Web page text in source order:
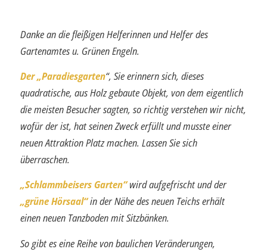
Danke an die fleißigen Helferinnen und Helfer des
Gartenamtes u. Grünen Engeln.
Der „Paradiesgarten“, Sie erinnern sich, dieses
quadratische, aus Holz gebaute Ob­jekt, von dem eigentlich
die meisten Besucher sagten, so richtig verstehen wir nicht,
wofür der ist, hat seinen Zweck erfüllt und musste einer
neuen Attraktion Platz machen. Lassen Sie sich
überraschen.
„Schlammbeisers Garten“wird aufgefrischt und der
„grüne Hörsaal“in der Nähe des neuen Teichs erhält
einen neuen Tanzboden mit Sitzbänken.
So gibt es eine Reihe von baulichen Veränderungen,